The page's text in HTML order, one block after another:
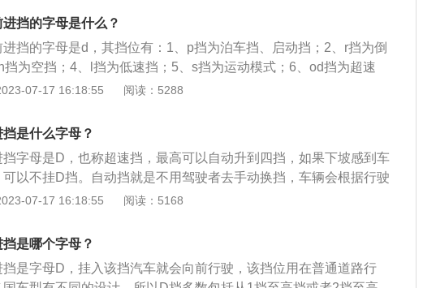
m挡是指手动模式，当换挡杆挂入m挡时，换挡由司机手动完成；
挡。
挡的字母是什么？
进挡的字母是d，其挡位有：1、p挡为泊车挡、启动挡；2、r挡为倒
挡为空挡；4、l挡为低速挡；5、s挡为运动模式；6、od挡为超速
为运动模式。自动挡的正确使用方法是：1、在p、n两挡时发动车
挡位在n、d、l挡间切换时不用按换挡按钮，从l挡往下的限制挡上挂
从低挡往高挡挂不用按换挡钮；3、行驶中不可挂入n挡滑行；4、行
p挡；5、行驶结束必须熄火挂入p挡才能抽出钥匙。
07-17 16:18:55 阅读：5288
是什么字母？
挡字母是D，也称超速挡，最高可以自动升到四挡，如果下坡感到车
以不挂D挡。自动挡就是不用驾驶者去手动换挡，车辆会根据行驶
情况自动选择合适的挡位行驶。一般的自动挡汽车上的挡位共有六
挡位可以让车轮处于机械抱死状态，可以防止溜动；R是倒车挡；N是
停车时使用；S是表示运动模式，挂入此挡时，挡位可以自由切换；L
可以使得汽车在下坡时使用发动机动力进行制动。
07-17 16:18:55 阅读：5168
是哪个字母？
挡是字母D，挂入该挡汽车就会向前行驶，该挡位用在普通道路行